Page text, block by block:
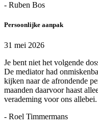
- Ruben Bos
Persoonlijke aanpak
31 mei 2026
Je bent niet het volgende
De mediator had
kijken naar de afrondende
maanden daarvoor haast
verademing voor ons allebei.
- Roel Timmermans